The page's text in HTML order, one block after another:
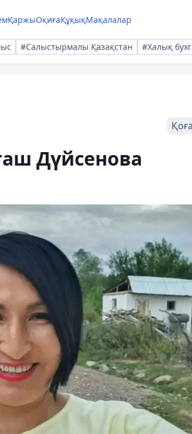
ҚаржыОқиғаҚұқықМақалалар
#Салыстырмалы Қазақстан #Халық
Дүйсенова